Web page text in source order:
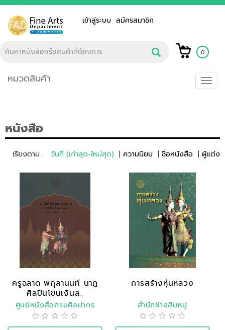
เข้าสู่ระบบสมัครสมาชิก
0
หมวดสินค้า
หนังสือ
เรียงตาม : วันที่ (เก่าสุด-ใหม่สุด) ความนิยม ชื่อหนังสือ ผู้แต่ง
ครูฉลาด พกุลานนท์ นาฏ
ศิลปินโขนเงินล..
ศูนย์หนังสือกรมศิลปากร
การสร้างหุ่นหลวง
สำนักช่างสิบหมู่